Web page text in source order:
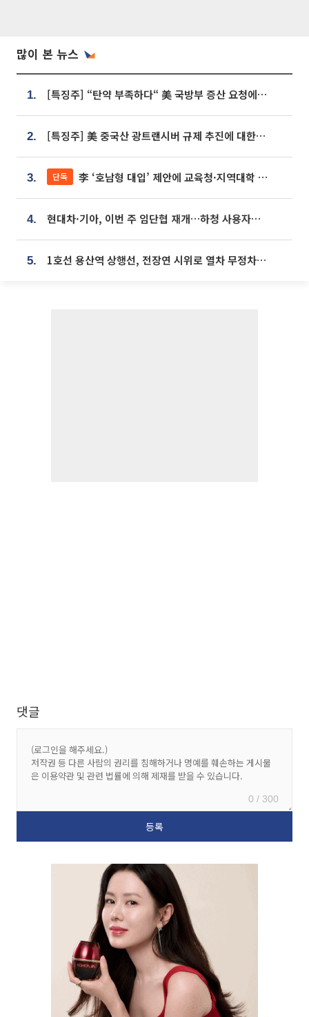
많이 본 뉴스
1. [특징주] “탄약 부족하다“ 美 국방부 증산 요청에⋯국내 방산주 급등세
2. [특징주] 美 중국산 광트랜시버 규제 추진에 대한광통신 등 광통신株 강세
3. 단독 李 ‘호남형 대입’ 제안에 교육청·지역대학 서·논술형 입시 연계 '착수'
4. 현대차·기아, 이번 주 임단협 재개…하청 사용자성 재심도 ‘변수’
5. 1호선 용산역 상행선, 전장연 시위로 열차 무정차 운행
댓글
0 / 300